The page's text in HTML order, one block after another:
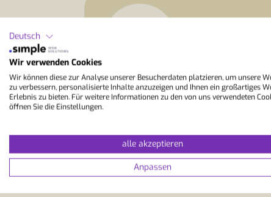
“Mount
oder vor dem
bekommst du
entspannt
nur nach
Deutsch
Wir verwenden Cookies
Wir können diese zur Analyse unserer Besucherdaten platzieren, um unsere
zu verbessern, personalisierte Inhalte anzuzeigen und Ihnen ein großartiges
Erlebnis zu bieten. Für weitere Informationen zu den von uns verwendeten
öffnen Sie die Einstellungen.
alle akzeptieren
Anpassen